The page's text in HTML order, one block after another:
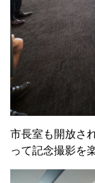
市長室も開放さ
って記念撮影を